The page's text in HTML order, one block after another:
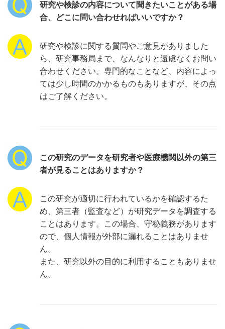
研究や検診の内容について聞きたいことがある場
合、どこに問い合わせればいいですか？
研究や検診に関する質問やご意見がありました
ら、研究事務局まで、なんなりと遠慮なくお問い
合わせください。専門的なことなど、内容によっ
ては少し時間のかかるものもありますが、その点
はご了解ください。
この研究のデータを研究者や医療機関以外の第三
者が見ることはありますか？
この研究が適切に行われているかを確認するた
め、第三者（監査など）が研究データを調査する
ことはあります。この場合、守秘義務があります
ので、個人情報が外部に漏れることはありませ
ん。
また、研究以外の目的に利用することもありませ
ん。